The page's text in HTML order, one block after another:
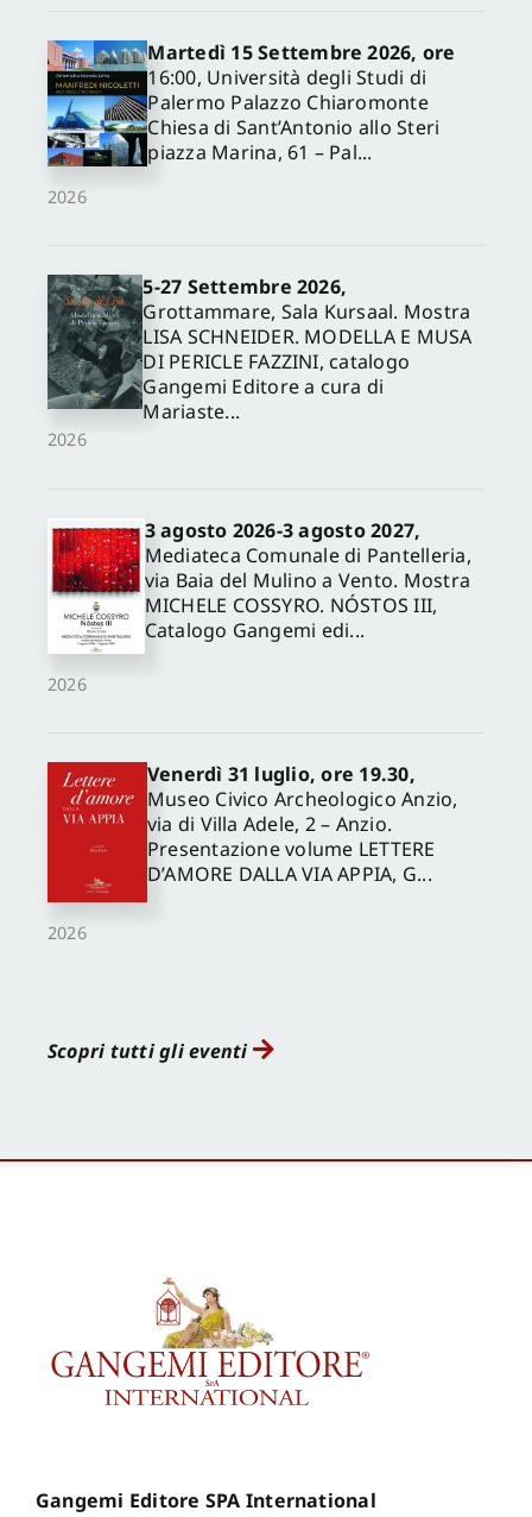
2026
Martedì 15 Settembre 2026, ore
16:00, Università degli Studi di
Palermo Palazzo Chiaromonte
Chiesa di Sant’Antonio allo Steri
piazza Marina, 61 – Pal...
2026
5-27 Settembre 2026,
Grottammare, Sala Kursaal. Mostra
LISA SCHNEIDER. MODELLA E MUSA
DI PERICLE FAZZINI, catalogo
Gangemi Editore a cura di
Mariaste...
2026
3 agosto 2026-3 agosto 2027,
Mediateca Comunale di Pantelleria,
via Baia del Mulino a Vento. Mostra
MICHELE COSSYRO. NÓSTOS III,
Catalogo Gangemi edi...
2026
Venerdì 31 luglio, ore 19.30,
Museo Civico Archeologico Anzio,
via di Villa Adele, 2 – Anzio.
Presentazione volume LETTERE
D’AMORE DALLA VIA APPIA, G...
Scopri tutti gli eventi
Gangemi Editore SPA International